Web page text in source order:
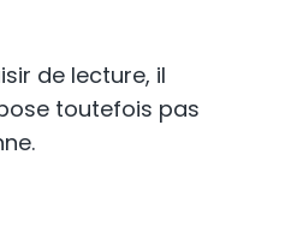
de lecture, il
toutefois pas